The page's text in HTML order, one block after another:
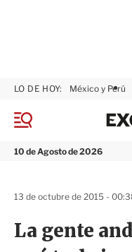
M
n
10 de Agosto de 2026
LO DE HOY: México y Perú
La gente
13 de octubre de 2015 -